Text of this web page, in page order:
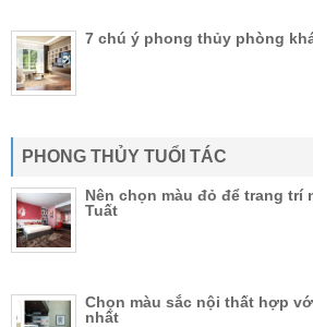
7 chú ý phong thủy phòng
PHONG THỦY TUỔI TÁC
Nên chọn màu đỏ để trang
Tuất
Chọn màu sắc nội thất hợp
nhất